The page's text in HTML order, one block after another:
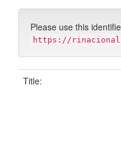
Please use this
https://
Title: